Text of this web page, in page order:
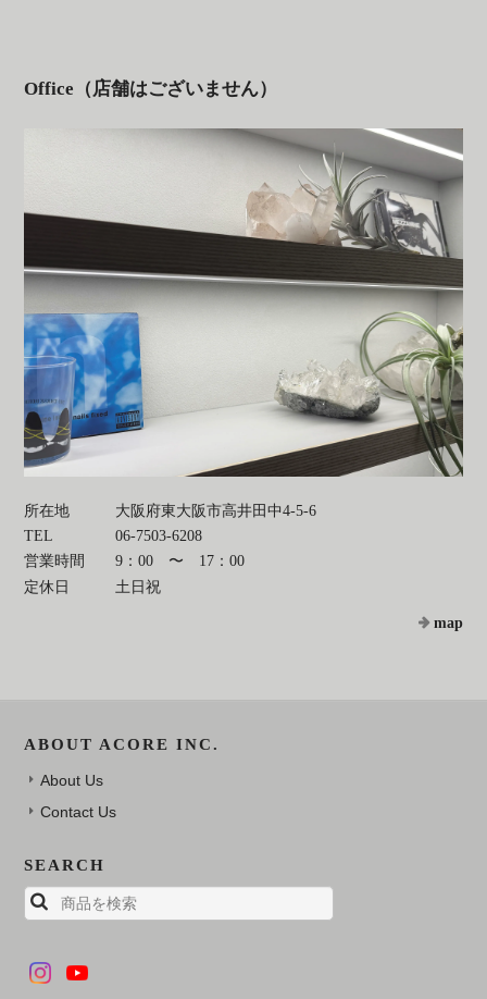
Office（店舗はございません）
所在地
大阪府東大阪市高井田中4-5-6
TEL
06-7503-6208
営業時間
9：00 〜 17：00
定休日
土日祝
map
ABOUT ACORE INC.
About Us
Contact Us
SEARCH